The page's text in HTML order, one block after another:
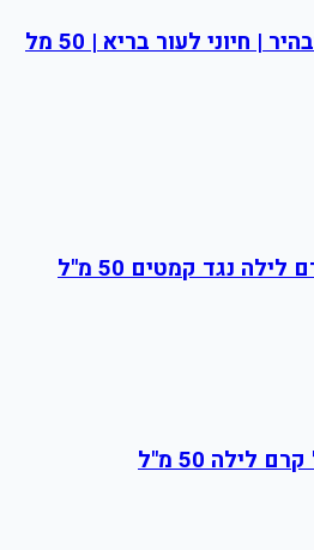
ביודרמה | קרם לילה מבהיר | חיוני לעור בריא | 50 מל
נגד קמטים 50 מ"ל
לילה 50 מ"ל